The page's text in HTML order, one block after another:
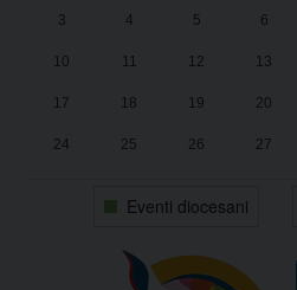
3 4 5 6
10 11 12 13
17 18 19 20
24 25 26 27
Eventi diocesani